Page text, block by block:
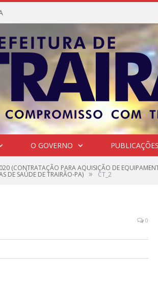
O GOVERNO PUBLICAÇÕES
(CONTRATAÇÃO PARA AQUISIÇÃO DE
DE SAÚDE DE TRAIRÃO-PA) » CT_2
0